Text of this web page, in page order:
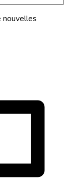
nouvelles